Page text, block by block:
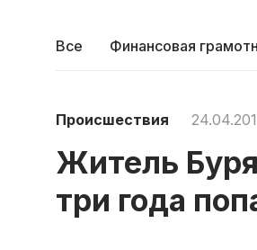
Все Финансовая
Происшествия
Житель
три года